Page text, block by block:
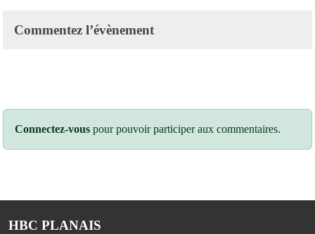
Commentez l’évènement
Connectez-vous pour pouvoir participer aux commentaires.
HBC PLANAIS